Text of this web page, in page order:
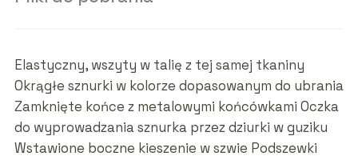
Elastyczny, wszyty w talię z tej samej tkaniny
Okrągłe sznurki w kolorze dopasowanym do ubrania
Zamknięte końce z metalowymi końcówkami Oczka
do wyprowadzania sznurka przez dziurki w guziku
Wstawione boczne kieszenie w szwie Podszewki